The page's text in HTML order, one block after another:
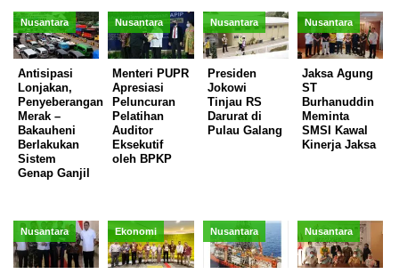
Nusantara
Antisipasi
Lonjakan,
Penyeberangan
Merak –
Bakauheni
Berlakukan
Sistem
Genap Ganjil
Nusantara
Menteri PUPR
Apresiasi
Peluncuran
Pelatihan
Auditor
Eksekutif
oleh BPKP
Nusantara
Presiden
Jokowi
Tinjau RS
Darurat di
Pulau Galang
Nusantara
Jaksa Agung
ST
Burhanuddin
Meminta
SMSI Kawal
Kinerja Jaksa
Nusantara Ekonomi Nusantara Nusantara